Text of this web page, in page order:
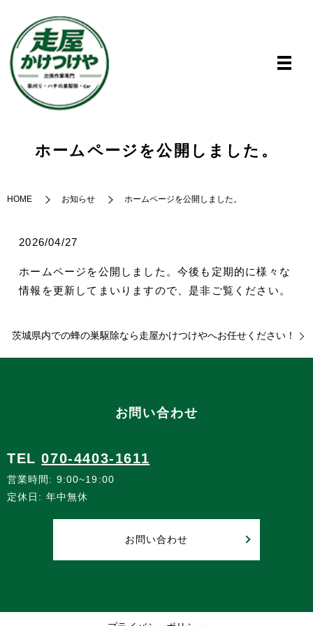
ホームページを公開しました。
HOME お知らせ ホームページを公開しました。
2026/04/27
ホームページを公開しました。今後も定期的に様々な
情報を更新してまいりますので、是非ご覧ください。
茨城県内での蜂の巣駆除なら走屋かけつけやへお任せください！
お問い合わせ
TEL070-4403-1611
営業時間: 9:00~19:00
定休日: 年中無休
お問い合わせ